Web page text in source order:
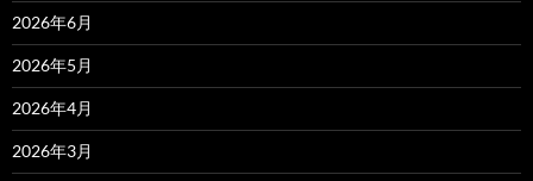
2026年6月
2026年5月
2026年4月
2026年3月